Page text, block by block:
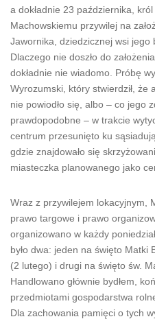
a dokładnie 23 października,
Machowskiemu przywilej na
Jawornika, dziedzicznej wsi jego
Dlaczego nie doszło do
dokładnie nie wiadomo. Próbę
Wyrozumski, który stwierdził, że
nie powiodło się, albo – co jego
prawdopodobne – w trakcie
centrum przesunięto ku
gdzie znajdowało się
miasteczka planowanego jako
Wraz z przywilejem lokacyjnym,
prawo targowe i prawo
organizowano w każdy
było dwa: jeden na święto Matki
(2 lutego) i drugi na święto św.
Handlowano głównie bydłem,
przedmiotami gospodarstwa
Dla zachowania pamięci o tych